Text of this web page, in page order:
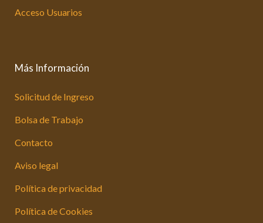
Acceso Usuarios
Más Información
Solicitud de Ingreso
Bolsa de Trabajo
Contacto
Aviso legal
Política de privacidad
Política de Cookies